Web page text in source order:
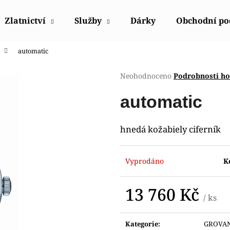
Zlatnictví Služby Dárky Obchodní
automatic
Průměrné
produktu
je
z
5
hvězdiček.
Neohodnoceno Podrobnosti
automatic
hnedá kožabiely ciferník
Vyprodáno
13 760 Kč / ks
Kategorie:
Co potřebujete najít?
HLEDAT
POLICE